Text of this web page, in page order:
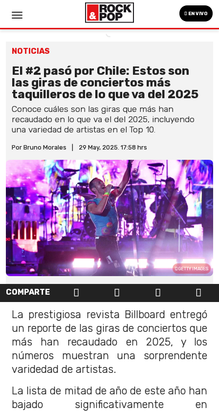
EN VIVO
NOTICIAS
El #2 pasó por Chile: Estos son
las giras de conciertos más
taquilleros de lo que va del 2025
Conoce cuáles son las giras que más han
recaudado en lo que va el del 2025, incluyendo
una variedad de artistas en el Top 10.
Por Bruno Morales 29 May, 2025. 17:58 hrs
GETTY IMAGES
COMPARTE
La prestigiosa revista Billboard entregó
un reporte de las giras de conciertos que
más han recaudado en 2025, y los
números muestran una sorprendente
varidedad de artistas.
La lista de mitad de año de este año han
bajado significativamente en